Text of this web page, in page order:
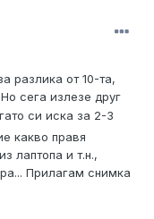
разлика от 10-та,
сега излезе друг
си иска за 2-3
какво правя
лаптопа и т.н.,
Прилагам снимка